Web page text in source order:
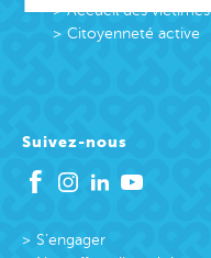
Accueil des victimes
Citoyenneté active
Suivez-nous
S’engager